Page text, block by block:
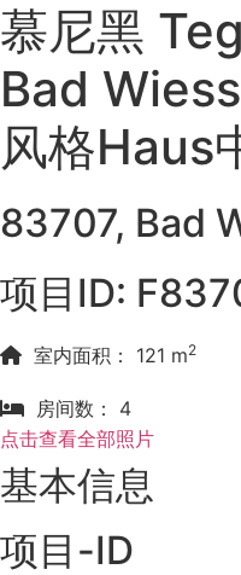
慕尼黑
Bad
风格Haus
83707, Bad
项目ID:
室内面积： 121 m2
房间数： 4
点击查看全部照片
基本信息
项目-ID